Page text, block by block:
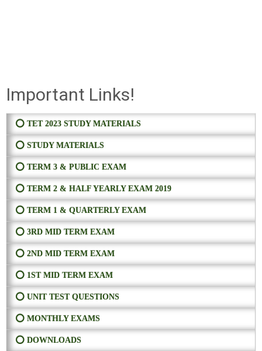
Important Links!
⭕ TET 2023 STUDY MATERIALS
⭕ STUDY MATERIALS
⭕ TERM 3 & PUBLIC EXAM
⭕ TERM 2 & HALF YEARLY EXAM 2019
⭕ TERM 1 & QUARTERLY EXAM
⭕ 3RD MID TERM EXAM
⭕ 2ND MID TERM EXAM
⭕ 1ST MID TERM EXAM
⭕ UNIT TEST QUESTIONS
⭕ MONTHLY EXAMS
⭕ DOWNLOADS